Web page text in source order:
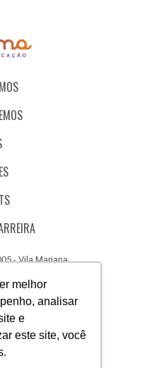
melhor
analisar
e
este site, você
- Vila Mariana